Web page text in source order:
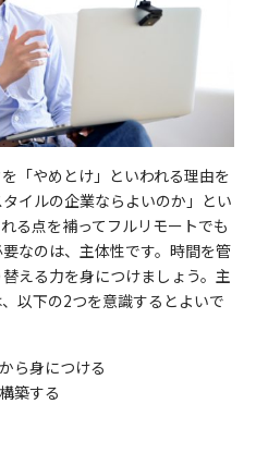
「やめとけ」といわれる理由を
イルの企業ならよいのか」とい
る点を補ってフルリモートでも
なのは、主体性です。時間を管
える力を身につけましょう。主
以下の2つを意識するとよいで
ら身につける
築する